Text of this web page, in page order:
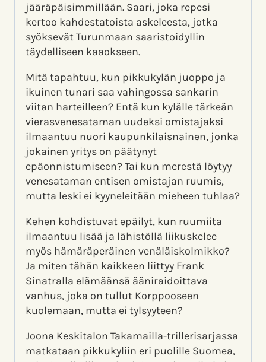
jääräpäisimmillään. Saari, joka repesi
kertoo kahdestatoista askeleesta, jotka
syöksevät Turunmaan saaristoidyllin
täydelliseen kaaokseen.
Mitä tapahtuu, kun pikkukylän juoppo ja
ikuinen tunari saa vahingossa sankarin
viitan harteilleen? Entä kun kylälle tärkeän
vierasvenesataman uudeksi omistajaksi
ilmaantuu nuori kaupunkilaisnainen, jonka
jokainen yritys on päätynyt
epäonnistumiseen? Tai kun merestä löytyy
venesataman entisen omistajan ruumis,
mutta leski ei kyyneleitään mieheen tuhlaa?
Kehen kohdistuvat epäilyt, kun ruumiita
ilmaantuu lisää ja lähistöllä liikuskelee
myös hämäräperäinen venäläiskolmikko?
Ja miten tähän kaikkeen liittyy Frank
Sinatralla elämäänsä ääniraidoittava
vanhus, joka on tullut Korppooseen
kuolemaan, mutta ei tylsyyteen?
Joona Keskitalon Takamailla-trillerisarjassa
matkataan pikkukyliin eri puolille Suomea,